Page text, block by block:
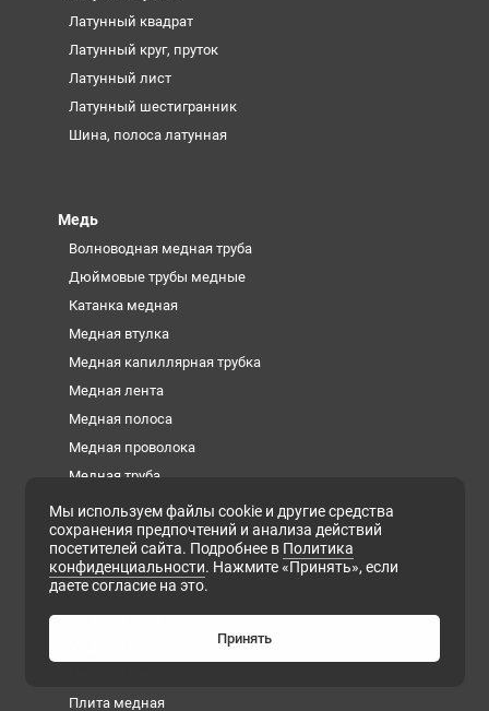
Латунный квадрат
Латунный круг, пруток
Латунный лист
Латунный шестигранник
Шина, полоса латунная
Медь
Волноводная медная труба
Дюймовые трубы медные
Катанка медная
Медная втулка
Медная капиллярная трубка
Медная лента
Медная полоса
Медная проволока
Медная труба
Медная фольга
Медная шина
Медный квадрат
Медный круг
Медный лист
Плита медная
Мы используем файлы cookie и другие средства
сохранения предпочтений и анализа действий
посетителей сайта. Подробнее в Политика
конфиденциальности. Нажмите «Принять», если
даете согласие на это.
Принять